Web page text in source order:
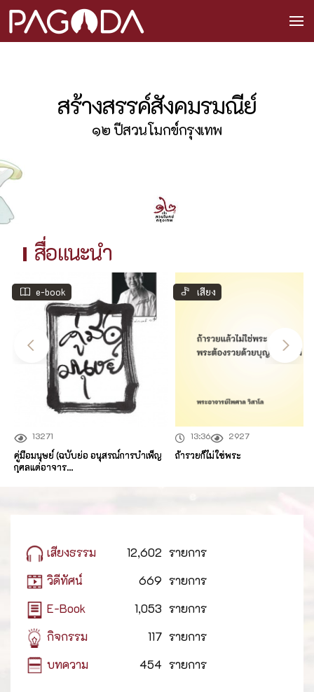
สร้างสรรค์สังคมรมณีย์
๑๒ ปีสวนโมกข์กรุงเทพ
สื่อแนะนำ
e-book
13271
คู่มือมนุษย์ (ฉบับย่อ อนุสรณ์การบำเพ็ญ
กุศลแด่อาจาร...
เสียง
2927
13:36
ถ้ารวยก็ไม่ใช่พระ
เสียงธรรม 12,602 รายการ
วิดีทัศน์
669 รายการ
E-Book
1,053 รายการ
กิจกรรม
117 รายการ
บทความ
454 รายการ